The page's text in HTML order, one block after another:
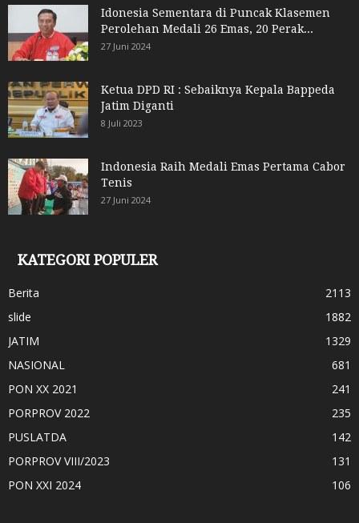
Idonesia Sementara di Puncak Klasemen
Perolehan Medali 26 Emas, 20 Perak...
27 Juni 2024
Ketua DPD RI : Sebaiknya Kepala Bappeda
Jatim Diganti
8 Juli 2023
Indonesia Raih Medali Emas Pertama Cabor
Tenis
27 Juni 2024
KATEGORI POPULER
Berita
2113
slide
1882
JATIM
1329
NASIONAL
681
PON XX 2021
241
PORPROV 2022
235
PUSLATDA
142
PORPROV VIII/2023
131
PON XXI 2024
106